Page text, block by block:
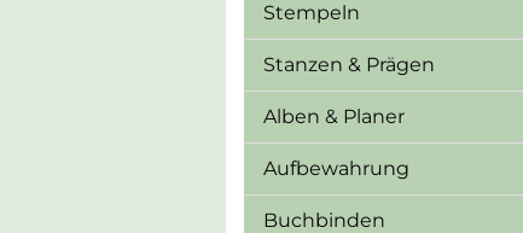
Stempeln
Stanzen & Prägen
Alben & Planer
Aufbewahrung
Buchbinden